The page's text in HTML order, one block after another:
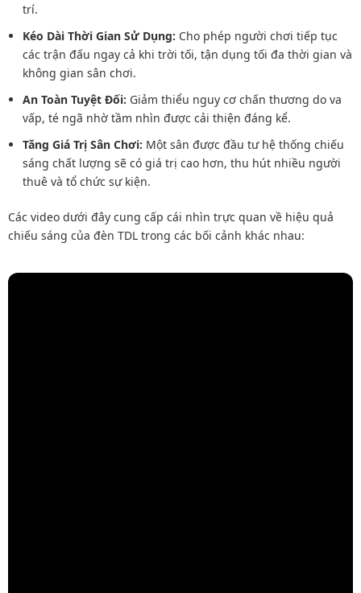
trí.
Kéo Dài Thời Gian Sử Dụng: Cho phép người chơi tiếp tục
các trận đấu ngay cả khi trời tối, tận dụng tối đa thời gian và
không gian sân chơi.
An Toàn Tuyệt Đối: Giảm thiểu nguy cơ chấn thương do va
vấp, té ngã nhờ tầm nhìn được cải thiện đáng kể.
Tăng Giá Trị Sân Chơi: Một sân được đầu tư hệ thống chiếu
sáng chất lượng sẽ có giá trị cao hơn, thu hút nhiều người
thuê và tổ chức sự kiện.
Các video dưới đây cung cấp cái nhìn trực quan về hiệu quả
chiếu sáng của đèn TDL trong các bối cảnh khác nhau: